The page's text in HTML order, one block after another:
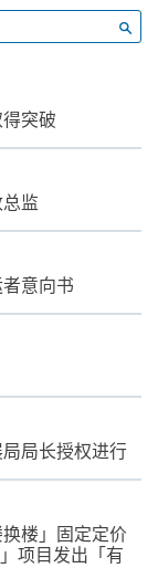
突破
监
意向书
局长授权进行
楼」固定定价
项目发出「有